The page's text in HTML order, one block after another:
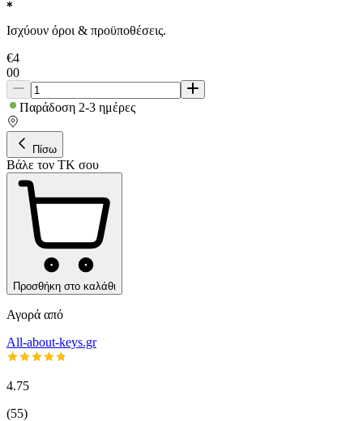
Ισχύουν όροι & προϋποθέσεις.
€4
00
Παράδοση 2-3 ημέρες
Πίσω
Βάλε τον ΤΚ σου
Προσθήκη στο καλάθι
Αγορά από
All-about-keys.gr
4.75
(55)